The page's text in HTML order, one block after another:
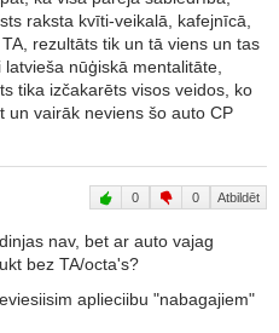
raksta kvīti-veikalā, kafejnīcā,
rezultāts tik un tā viens un tas
nūģiskā mentalitāte,
tika izčakarēts visos veidos, ko
un vairāk neviens šo auto CP
0 0 Atbildēt
nav, bet ar auto vajag
bez TA/octa's?
aplieciibu "nabagajiem"